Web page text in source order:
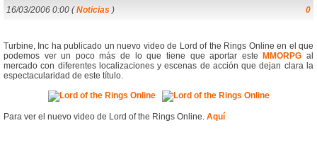
16/03/2006 0:00 (Noticias ) 0
Turbine, Inc ha publicado un nuevo video de Lord of the Rings Online en el que
podemos ver un poco más de lo que tiene que aportar este
MMORPG al
mercado con diferentes localizaciones y escenas de acción que dejan clara la
espectacularidad de este título.
Para ver el nuevo video de Lord of the Rings Online. Aquí